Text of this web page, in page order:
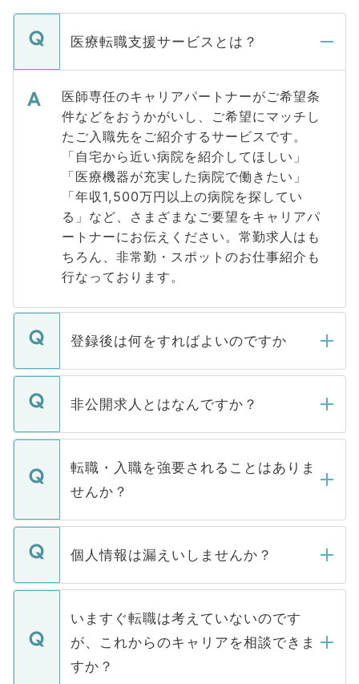
医療転職支援サービスとは？
医師専任のキャリアパートナーがご希望条
件などをおうかがいし、ご希望にマッチし
たご入職先をご紹介するサービスです。
「自宅から近い病院を紹介してほしい」
「医療機器が充実した病院で働きたい」
「年収1,500万円以上の病院を探してい
る」など、さまざまなご要望をキャリアパ
ートナーにお伝えください。常勤求人はも
ちろん、非常勤・スポットのお仕事紹介も
行なっております。
登録後は何をすればよいのですか
ご登録いただきましたら、弊社担当者がご
登録内容を確認し、その後メールもしくは
ます。通常、5営業日以内にはご連絡をせて
いただきますので、しばらくお待ちくださ
非公開求人とはなんですか？
マイナビDOCTORで取り扱っている求人の
うち約3割は、Webサイトからご覧いただ
けない「非公開求人」です。非公開求人は
下記の理由によって、一般には公開してい
ません。
■応募殺到を避けるため 人気のある医療機
関を公にしてしまうと、応募が殺到する場
に、医療機関が求める条件に合った人材の
みを人材紹介会社に依頼するケースが増え
ています。
転職・入職を強要されることはありま
せんか？
転職・入職を強要することは一切ありませ
ん。また、仮に応募先から内定をいただい
定を承諾する必要はありません。内定先へ
の辞退の連絡はキャリアパートナーが行い
個人情報は漏えいしませんか？
個人情報が漏えいすることはありませんの
で、ご安心ください。当サイトからの登録
などで収集したご登録者様の個人情報は、
ご本人のキャリアアップおよび転職活動の
支援を目的に使用いたします。お預かりし
いますぐ転職は考えていないのです
が、これからのキャリアを相談できま
すか？